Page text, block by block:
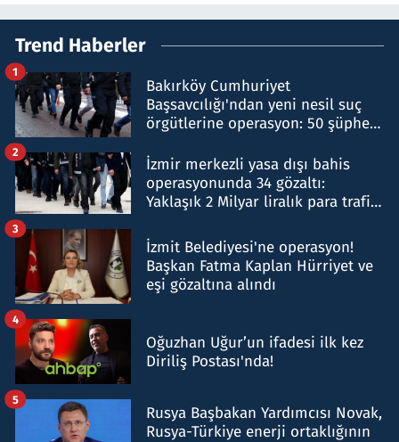
Trend Haberler
Bakırköy Cumhuriyet
Başsavcılığı'ndan yeni nesil suç
örgütlerine operasyon: 50 şüpheli
1
İzmir merkezli yasa dışı bahis
operasyonunda 34 gözaltı:
Yaklaşık 2 Milyar liralık para trafiği
2
İzmit Belediyesi'ne operasyon!
Başkan Fatma Kaplan Hürriyet ve
eşi gözaltına alındı
3
Oğuzhan Uğur’un ifadesi ilk kez
Diriliş Postası'nda!
4
Rusya Başbakan Yardımcısı Novak,
Rusya-Türkiye enerji ortaklığının
5